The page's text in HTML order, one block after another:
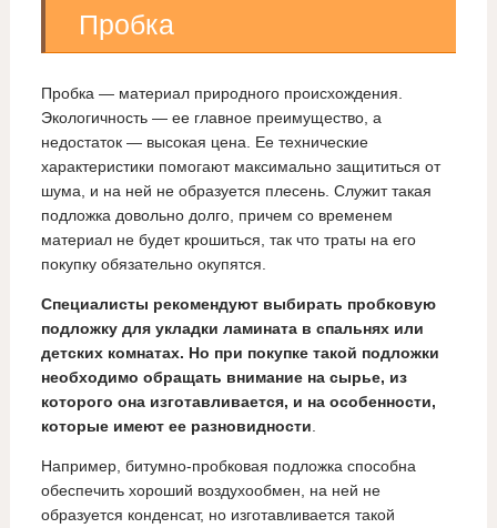
Пробка
Пробка — материал природного происхождения.
Экологичность — ее главное преимущество, а
недостаток — высокая цена. Ее технические
характеристики помогают максимально защититься от
шума, и на ней не образуется плесень. Служит такая
подложка довольно долго, причем со временем
материал не будет крошиться, так что траты на его
покупку обязательно окупятся.
Специалисты рекомендуют выбирать пробковую
подложку для укладки ламината в спальнях или
детских комнатах. Но при покупке такой подложки
необходимо обращать внимание на сырье, из
которого она изготавливается, и на особенности,
которые имеют ее разновидности
Например, битумно-пробковая подложка способна
обеспечить хороший воздухообмен, на ней не
образуется конденсат, но изготавливается такой